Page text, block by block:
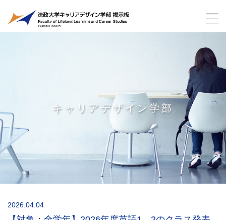
キャリアデザイン学部
2026.04.04